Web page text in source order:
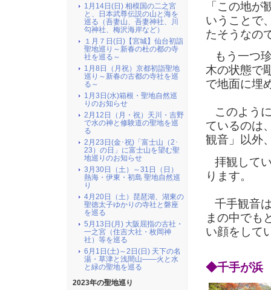
「この地
いうことで
たそうなの
もう一つ
木の状態で
で地面に埋
このよう
ているのは
観音」以外
拝観して
ります。
千手観音
まの中でも
い顔をして
◆千手が浜
1月14日(日) 相模国の二之宮
と、日本武尊伝説の山と海を
巡る（吾妻山、吾妻神社、川
勾神社、梅沢海岸など）
１月７日(日)【宮城】仙台初詣
聖地巡り～新春の杜の都の寺
社を巡る～
1月8日（月祝）京都初詣聖地
巡り～新春の古都の寺社を巡
る～
1月3日(水)箱根・聖地自然巡
りのお知らせ
2月12日（月・祝）天川・吉野
で水の神と修験道の聖地を巡
る
2月23日(金･祝)「富士山（2･
23）の日」に富士山を望む聖
地巡りのお知らせ
3月30日（土）～31日（日）
熱海・伊東・初島 聖地自然巡
り
4月20日（土）琵琶湖、湖東の
聖徳太子ゆかりの寺社と磐座
を巡る
5月13日(月) 大阪屈指の古社・
一之宮（住吉大社・枚岡神
社）等を巡る
6月1日(土)～2日(日) 天下の名
湯・草津と浅間山――火と水
と緑の聖地を巡る
2023年の聖地巡り